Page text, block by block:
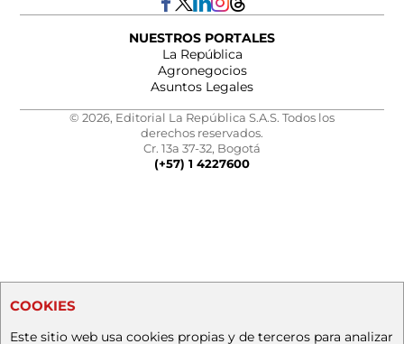
NUESTROS PORTALES
La República
Agronegocios
Asuntos Legales
© 2026, Editorial La República S.A.S. Todos los
derechos reservados.
Cr. 13a 37-32, Bogotá
(+57) 1 4227600
COOKIES
Este sitio web usa cookies propias y de terceros para analizar